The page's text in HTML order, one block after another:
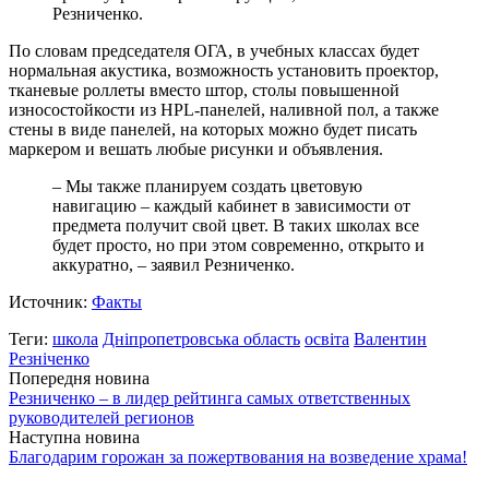
Резниченко.
По словам председателя ОГА, в учебных классах будет
нормальная акустика, возможность установить проектор,
тканевые роллеты вместо штор, столы повышенной
износостойкости из HPL-панелей, наливной пол, а также
стены в виде панелей, на которых можно будет писать
маркером и вешать любые рисунки и объявления.
– Мы также планируем создать цветовую
навигацию – каждый кабинет в зависимости от
предмета получит свой цвет. В таких школах все
будет просто, но при этом современно, открыто и
аккуратно, – заявил Резниченко.
Источник: Факты
Теги: школа Дніпропетровська область освіта Валентин
Резніченко
Попередня новина
Резниченко – в лидер рейтинга самых ответственных
руководителей регионов
Наступна новина
Благодарим горожан за пожертвования на возведение храма!